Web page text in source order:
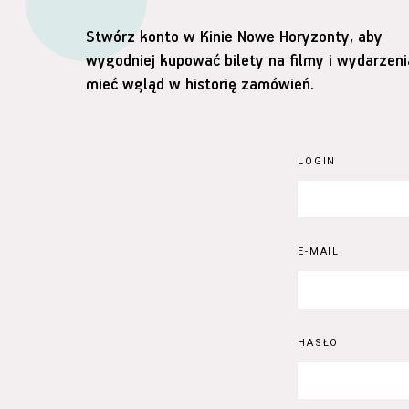
Stwórz konto w Kinie Nowe Horyzonty, aby
wygodniej kupować bilety na filmy i
mieć wgląd w historię zamówień.
LOGIN
E-MAIL
HASŁO